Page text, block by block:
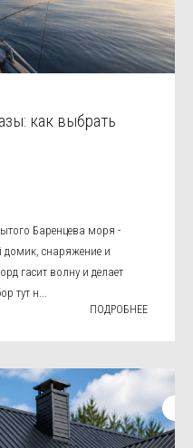
как выбрать
Баренцева моря -
снаряжение и
гасит волну и делает
тут н...
ПОДРОБНЕЕ